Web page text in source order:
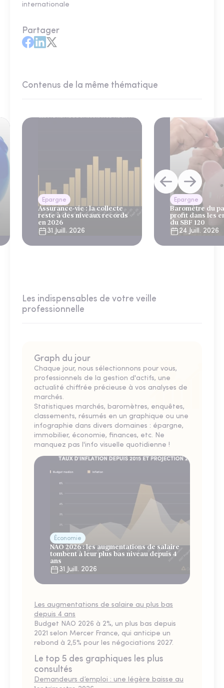
internationale
Partager
Contenus de la même thématique
Epargne
Assurance-vie : la collecte
reste à des niveaux records
en 2026
31 Juill. 2026
Epargne
Baromètre du
profit dans les
du SBF 120
24 Juill. 2026
Les indispensables de votre veille
professionnelle
Graph du jour
Chaque jour, nous sélectionnons pour vous,
professionnels de la gestion d'actifs, une
actualité chiffrée précieuse à vos analyses de
marchés.
Statistiques marchés, baromètres, enquêtes,
classements, résumés en un graphique ou une
infographie dans divers domaines : épargne,
immobilier, économie, finances, etc. Ne
manquez pas l'info visuelle quotidienne !
Économie
NAO 2026 : les augmentations de salaire
tombent à leur plus bas niveau depuis 4
ans
31 Juill. 2026
Les augmentations de salaire au plus bas
depuis 4 ans
Budget NAO 2026 à 2%, un plus bas depuis
2021 selon Mercer France, qui anticipe un
rebond à 2,5% pour les négociations 2027.
Le top 5 des graphiques les plus
consultés
Demandeurs d’emploi : une légère baisse au